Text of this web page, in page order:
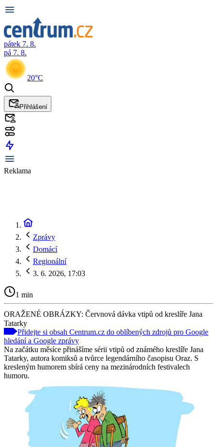
pátek 7. 8.
pá 7. 8.
20°C
Přihlášení
Reklama
Zprávy
Domácí
Regionální
3. 6. 2026, 17:03
1 min
ORAŽENÉ OBRÁZKY: Červnová dávka vtipů od kreslíře Jana
Tatarky
Přidejte si obsah Centrum.cz do oblíbených zdrojů pro Google
hledání a Google zprávy
Na začátku měsíce přinášíme sérii vtipů od známého kreslíře Jana
Tatarky, autora komiksů a tvůrce legendárního časopisu Oraz. S
kresleným humorem sbírá ceny na mezinárodních festivalech
humoru.